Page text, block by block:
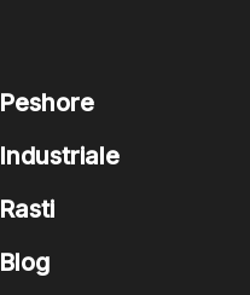
Peshore
Industriale
Rasti
Blog